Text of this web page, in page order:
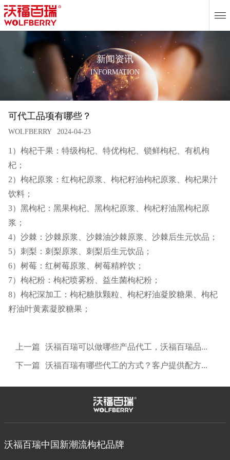
新闻资讯
INFORMATION
可代工品项有哪些？
WOLFBERRY 2024-04-23
1）枸杞干果：特级枸杞、特优枸杞、锁鲜枸杞、有机枸
杞；
2）枸杞原浆：红枸杞原浆、枸杞籽油枸杞原浆、枸杞果汁
饮料；
3）黑枸杞：黑果枸杞、黑枸杞原浆、枸杞籽油黑枸杞原
浆；
4）沙棘：沙棘原浆、沙棘油沙棘原浆、沙棘后生元饮品；
5）刺梨：刺梨原浆、刺梨后生元饮品；
6）树莓：红树莓原浆、树莓精粹饮；
7）枸杞粉：枸杞喷雾粉、益生菌枸杞粉；
8）枸杞深加工：枸杞糖肽颗粒、枸杞籽油凝胶糖果、枸杞
籽油叶黄素凝胶糖果；
上一篇 沃福百瑞可以做哪些产品代工，沃福百瑞品牌在市场上销售的产品可以代工吗？
下一篇 沃福百瑞有哪些代工的方式？客户提供配方可以生产吗？
沃福百瑞中国新潮流枸杞品牌